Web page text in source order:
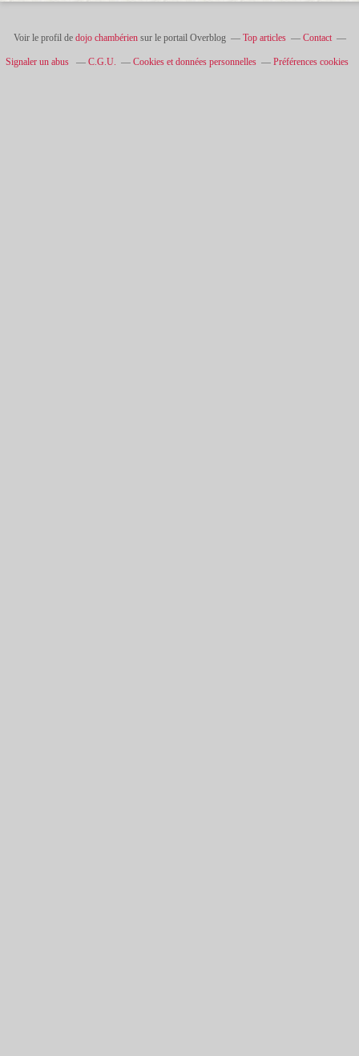
Voir le profil de dojo chambériensur le portail Overblog Top articles Contact
Signaler un abus C.G.U. Cookies et données personnelles Préférences cookies